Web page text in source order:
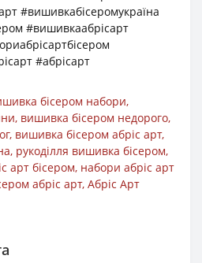
#вишивкабісеромукраїна
#вишивкаабрісарт
#абрісарт
бісером набори,
, вишивка бісером недорого,
, вишивка бісером абріс арт,
, рукоділля вишивка бісером,
арт бісером, набори абріс арт
абріс арт, Абріс Арт